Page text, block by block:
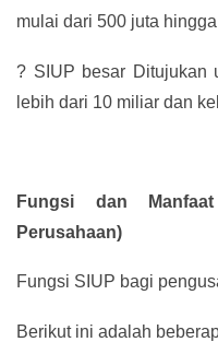
mulai dari 500 juta
? SIUP besar Ditujukan
lebih dari 10 miliar dan
Fungsi dan
Perusahaan)
Fungsi SIUP bagi
Berikut ini adalah